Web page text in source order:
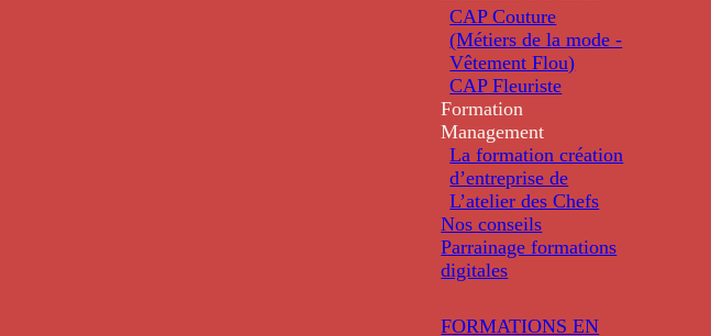
CAP Couture
(Métiers de la mode -
Vêtement Flou)
CAP Fleuriste
Formation
Management
La formation création
d’entreprise de
L’atelier des Chefs
Nos conseils
Parrainage formations
digitales
FORMATIONS EN